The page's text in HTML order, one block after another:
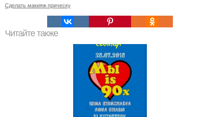
Сделать макияж прическу
Читайте также